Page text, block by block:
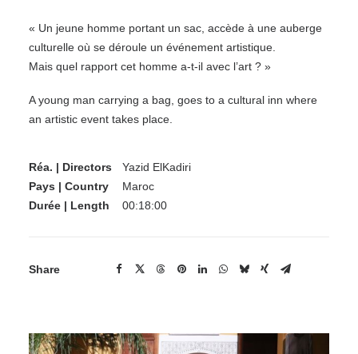
« Un jeune homme portant un sac, accède à une auberge
culturelle où se déroule un événement artistique.
Mais quel rapport cet homme a-t-il avec l’art ? »
A young man carrying a bag, goes to a cultural inn where
an artistic event takes place.
Réa. | Directors
Yazid ElKadiri
Pays | Country
Maroc
Durée | Length
00:18:00
Share